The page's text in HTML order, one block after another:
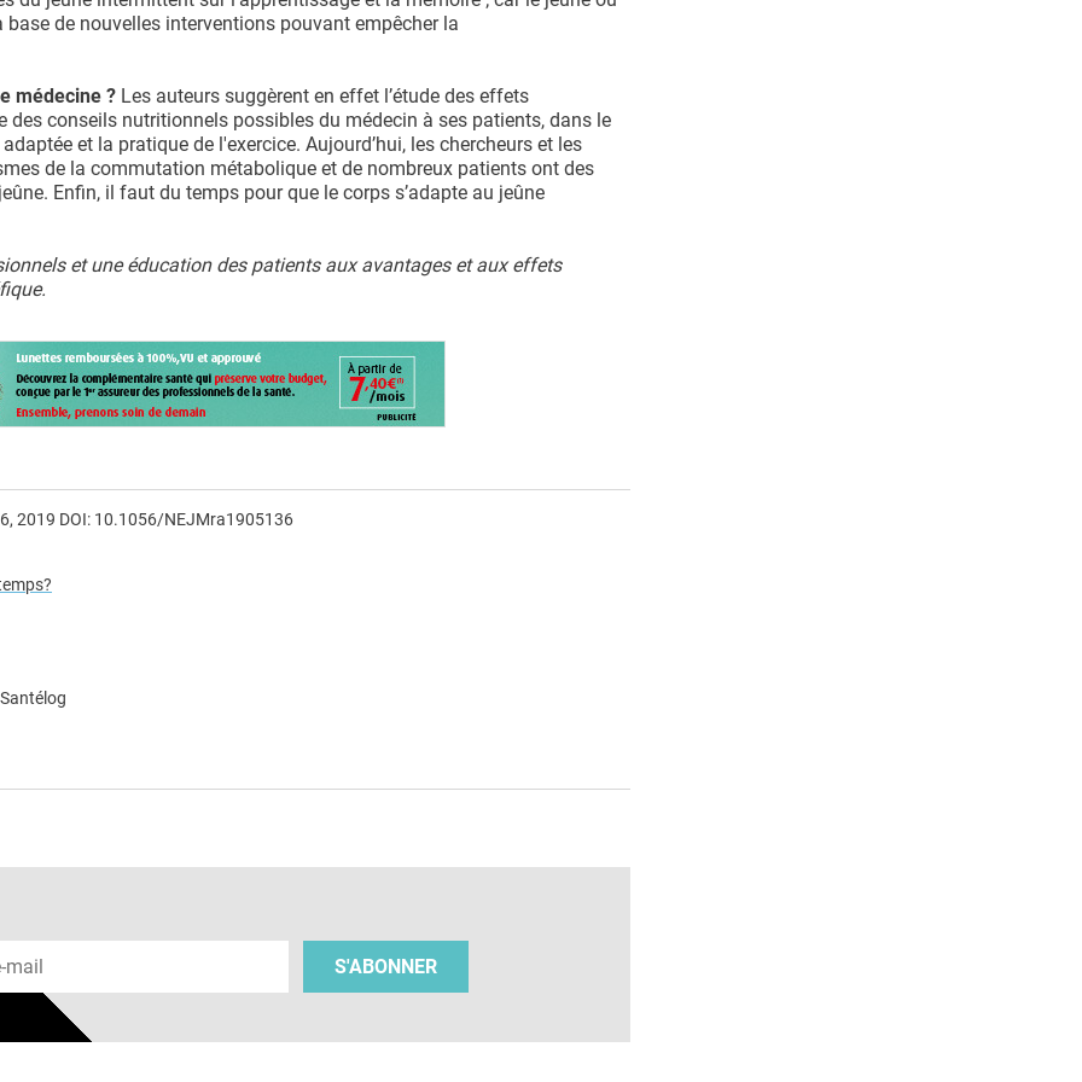
de nouvelles interventions pouvant empêcher la
médecine ? Les auteurs suggèrent en effet l’étude des effets
conseils nutritionnels possibles du médecin à ses patients, dans le
et la pratique de l'exercice. Aujourd’hui, les chercheurs et les
de la commutation métabolique et de nombreux patients ont des
Enfin, il faut du temps pour que le corps s’adapte au jeûne
et une éducation des patients aux avantages et aux effets
2019 DOI: 10.1056/NEJMra1905136
S'ABONNER